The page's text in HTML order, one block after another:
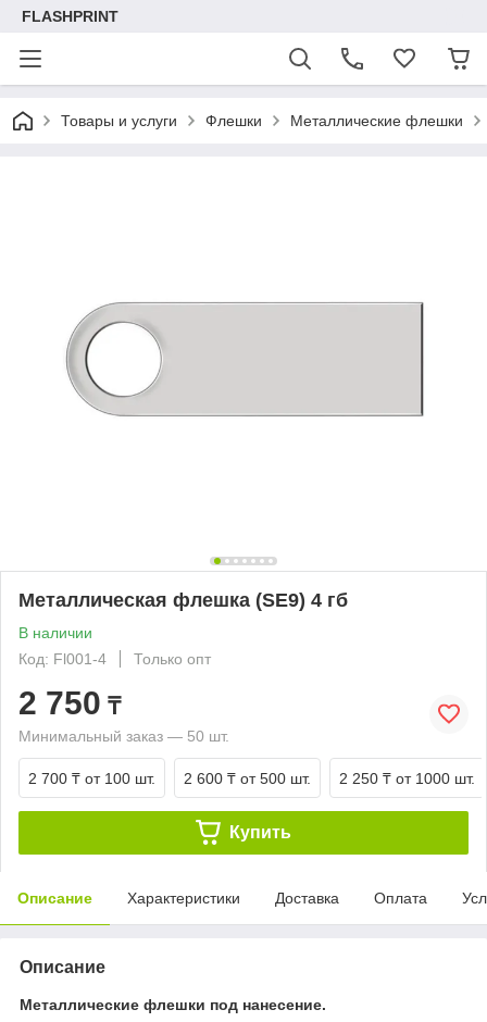
FLASHPRINT
Товары и услуги Флешки Металлические флешки
Металлическая флешка (SE9) 4 гб
В наличии
Код: Fl001-4
Только опт
2 750 ₸
Минимальный заказ — 50 шт.
2 700 ₸ от 100 шт. 2 600 ₸ от 500 шт. 2 250 ₸ от 1000 шт.
Купить
Описание Характеристики Доставка Оплата
Описание
Металлические флешки под нанесение.